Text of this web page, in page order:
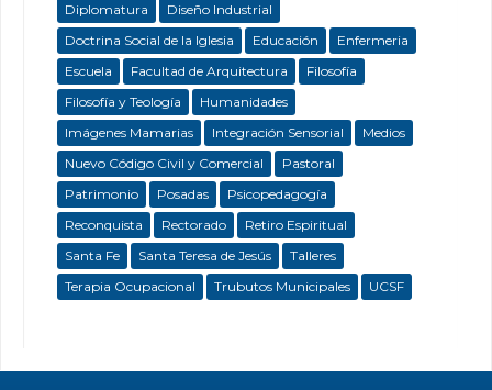
Diplomatura
Diseño Industrial
Doctrina Social de la Iglesia
Educación
Enfermeria
Escuela
Facultad de Arquitectura
Filosofía
Filosofía y Teología
Humanidades
Imágenes Mamarias
Integración Sensorial
Medios
Nuevo Código Civil y Comercial
Pastoral
Patrimonio
Posadas
Psicopedagogía
Reconquista
Rectorado
Retiro Espiritual
Santa Fe
Santa Teresa de Jesús
Talleres
Terapia Ocupacional
Trubutos Municipales UCSF